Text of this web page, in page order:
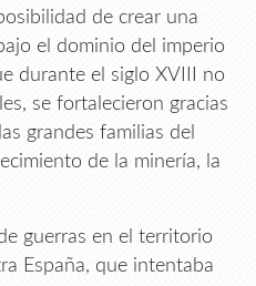
de crear una
el dominio del imperio
durante el siglo XVIII no
se fortalecieron gracias
grandes familias del
de la minería, la
guerras en el territorio
España, que intentaba